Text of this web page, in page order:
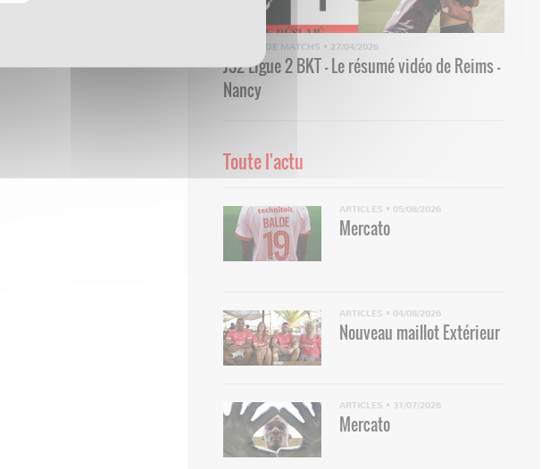
RÉSUMÉ DE MATCHS • 27/04/2026
J32 Ligue 2 BKT - Le résumé vidéo de Reims -
Nancy
Toute l'actu
ARTICLES • 05/08/2026
Mercato
ARTICLES • 04/08/2026
Nouveau maillot Extérieur
ARTICLES • 31/07/2026
Mercato